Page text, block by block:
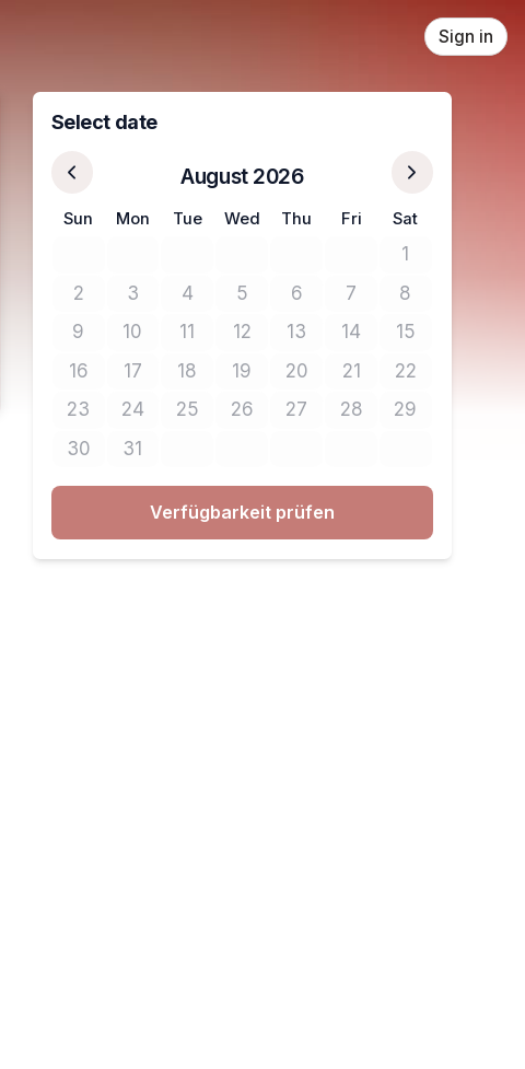
Sign in
Select date
August 2026
Sun Mon Tue Wed Thu Fri Sat
1No tickets
2No tickets available
3No tickets available
4No tickets available
5No tickets available
6No tickets available
7No tickets available
8No tickets
9No tickets available
10No tickets available
11No tickets available
12No tickets available
13No tickets available
14No tickets available
15No tickets
16No tickets available
17No tickets available
18No tickets available
19No tickets available
20No tickets available
21No tickets available
22No tickets
23No tickets available
24No tickets available
25No tickets available
26No tickets available
27No tickets available
28No tickets available
29No tickets
30No tickets available
31No tickets available
Verfügbarkeit prüfen